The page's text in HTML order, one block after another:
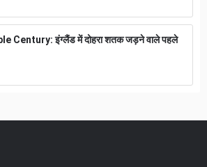
Century: इंग्लैंड में दोहरा शतक जड़ने वाले पहले